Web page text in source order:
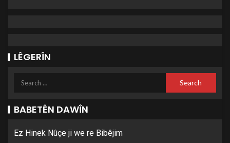
LÊGERÎN
BABETÊN DAWÎN
Ez Hinek Nûçe ji we re Bibêjim